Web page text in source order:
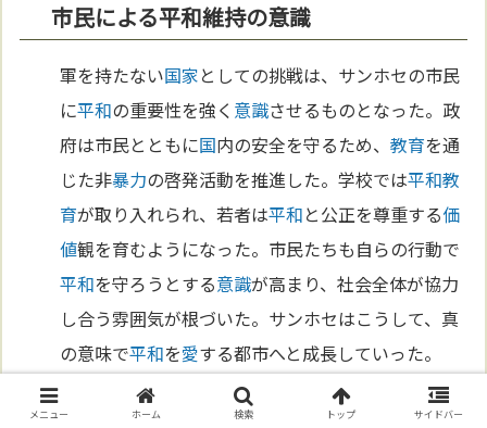
市民による平和維持の意識
軍を持たない国家としての挑戦は、サンホセの市民
に平和の重要性を強く 意識させるものとなった。政
府は市民とともに国内の安全を守るため、教育を通
じた非暴力の啓発活動を推進した。学校では平和教
育が取り入れられ、若者は平和と公正を尊重する価
値観を育むようになった。市民たちも自らの行動で
平和を守ろうとする意識が高まり、社会全体が協力
し合う雰囲気が根づいた。サンホセはこうして、真
の意味で平和を愛する都市へと成長していった。
メニュー ホーム 検索 トップ サイドバー